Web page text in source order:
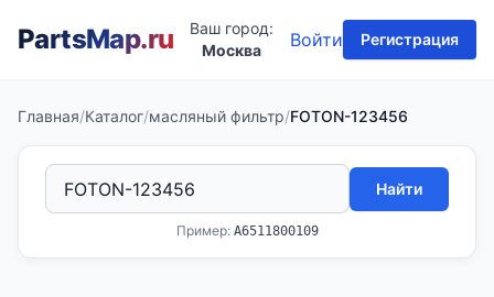
PartsMap.ru
Ваш город:
Москва
Войти Регистрация
Главная/Каталог/масляный фильтр/FOTON-123456
Найти
Пример: A6511800109